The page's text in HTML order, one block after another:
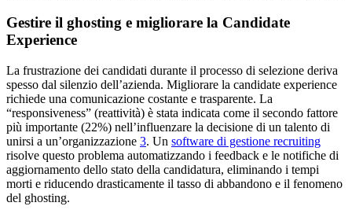
Gestire il ghosting e migliorare la Candidate
Experience
La frustrazione dei candidati durante il processo di selezione deriva
spesso dal silenzio dell’azienda. Migliorare la candidate experience
richiede una comunicazione costante e trasparente. La
“responsiveness” (reattività) è stata indicata come il secondo fattore
più importante (22%) nell’influenzare la decisione di un talento di
unirsi a un’organizzazione 3. Un software di gestione recruiting
risolve questo problema automatizzando i feedback e le notifiche di
aggiornamento dello stato della candidatura, eliminando i tempi
morti e riducendo drasticamente il tasso di abbandono e il fenomeno
del ghosting.